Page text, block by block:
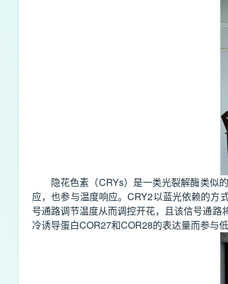
隐花色素（CRYs）是一类光裂解酶类似
应，也参与温度响应。CRY2以蓝光依赖的方
号通路调节温度从而调控开花，且该信号通
冷诱导蛋白COR27和COR28的表达量而参与